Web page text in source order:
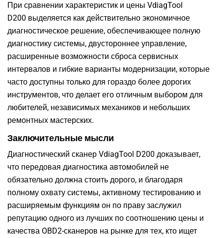
При сравнении характеристик и цены VdiagTool
D200 выделяется как действительно экономичное
диагностическое решение, обеспечивающее полную
диагностику системы, двустороннее управление,
расширенные возможности сброса сервисных
интервалов и гибкие варианты модернизации, которые
часто доступны только для гораздо более дорогих
инструментов, что делает его отличным выбором для
любителей, независимых механиков и небольших
ремонтных мастерских.
Заключительные мысли
Диагностический сканер VdiagTool D200 доказывает,
что передовая диагностика автомобилей не
обязательно должна стоить дорого, и благодаря
полному охвату системы, активному тестированию и
расширяемым функциям он по праву заслужил
репутацию одного из лучших по соотношению цены и
качества OBD2-сканеров на рынке для тех, кто ищет